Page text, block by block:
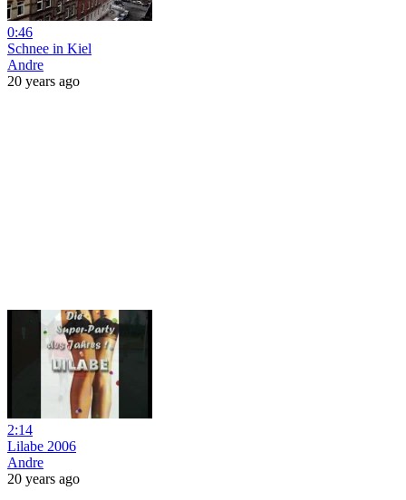
0:46
Schnee in Kiel
Andre
20 years ago
2:14
Lilabe 2006
Andre
20 years ago